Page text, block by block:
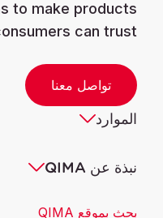
to make products
can trust.
تواصل معنا
الموارد
نبذة عن QIMA
بحث بموقع QIMA